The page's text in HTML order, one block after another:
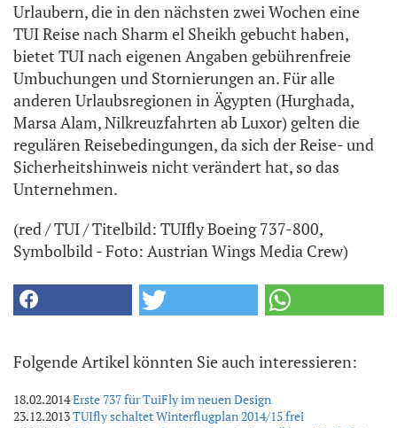
Urlaubern, die in den nächsten zwei Wochen eine
TUI Reise nach Sharm el Sheikh gebucht haben,
bietet TUI nach eigenen Angaben gebührenfreie
Umbuchungen und Stornierungen an. Für alle
anderen Urlaubsregionen in Ägypten (Hurghada,
Marsa Alam, Nilkreuzfahrten ab Luxor) gelten die
regulären Reisebedingungen, da sich der Reise- und
Sicherheitshinweis nicht verändert hat, so das
Unternehmen.
(red / TUI / Titelbild: TUIfly Boeing 737-800,
Symbolbild - Foto: Austrian Wings Media Crew)
Folgende Artikel könnten Sie auch interessieren:
18.02.2014Erste 737 für TuiFly im neuen Design
23.12.2013TUIfly schaltet Winterflugplan 2014/15 frei